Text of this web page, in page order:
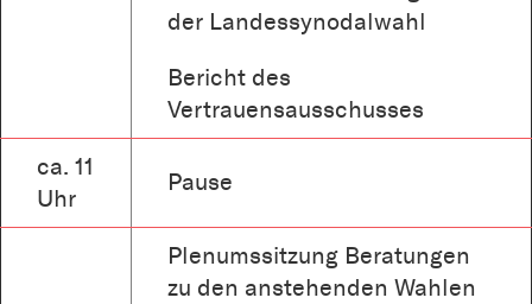
der Landessynodalwahl
Bericht des
Vertrauensausschusses
ca. 11
Uhr
Pause
Plenumssitzung Beratungen
zu den anstehenden Wahlen